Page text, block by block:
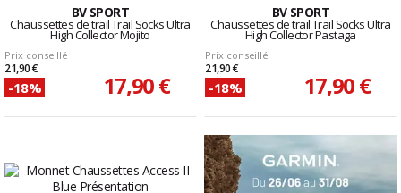
BV SPORT
Chaussettes de trail Trail Socks Ultra
High Collector Mojito
Prix conseillé
21,90 €
-18% 17,90 €
BV SPORT
Chaussettes de trail Trail Socks Ultra
High Collector Pastaga
Prix conseillé
21,90 €
-18% 17,90 €